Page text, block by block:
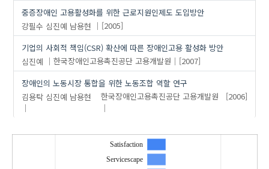
중증장애인 고용활성화를 위한 근로지원인제도 도입방안
강필수 심진예 남용현
[2005]
기업의 사회적 책임(CSR) 확산에 따른 장애인고용 활성화 방안
심진예
한국장애인고용촉진공단 고용개발원
[2007]
장애인의 노동시장 통합을 위한 노동조합 역할 연구
김용탁 심진예 남용현 한국장애인고용촉진공단 고용개발원 [2006]
Satisfaction
Servicescape